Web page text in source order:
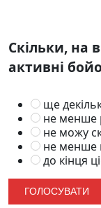
Скільки, на
активні
ще
не менше
не можу
не менше
до кінця